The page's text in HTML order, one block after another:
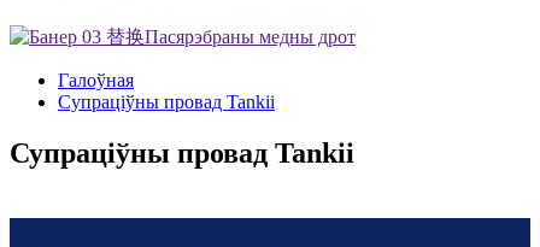
Галоўная
Супраціўны провад Tankii
Супраціўны провад Tankii